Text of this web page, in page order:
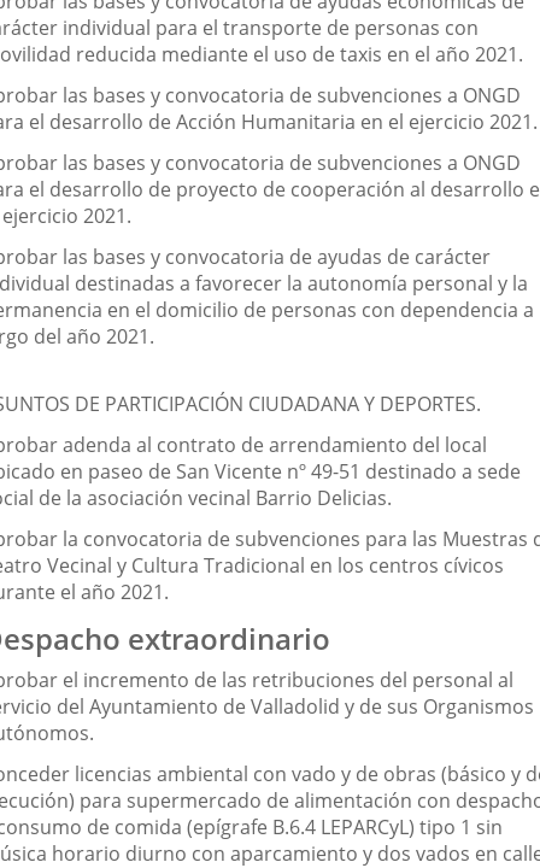
individual para el transporte de personas con
reducida mediante el uso de taxis en el año 2021.
las bases y convocatoria de subvenciones a ONGD
el desarrollo de Acción Humanitaria en el ejercicio 2021.
las bases y convocatoria de subvenciones a ONGD
el desarrollo de proyecto de cooperación al desarrollo
2021.
las bases y convocatoria de ayudas de carácter
destinadas a favorecer la autonomía personal y la
en el domicilio de personas con dependencia a
del año 2021.
DE PARTICIPACIÓN CIUDADANA Y DEPORTES.
adenda al contrato de arrendamiento del local
en paseo de San Vicente nº 49-51 destinado a sede
de la asociación vecinal Barrio Delicias.
la convocatoria de subvenciones para las Muestras
Vecinal y Cultura Tradicional en los centros cívicos
el año 2021.
extraordinario
el incremento de las retribuciones del personal al
del Ayuntamiento de Valladolid y de sus Organismos
licencias ambiental con vado y de obras (básico y
para supermercado de alimentación con
de comida (epígrafe B.6.4 LEPARCyL) tipo 1 sin
horario diurno con aparcamiento y dos vados en